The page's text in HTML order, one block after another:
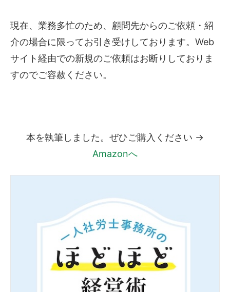
現在、業務多忙のため、顧問先からのご依頼・紹
介の場合に限ってお引き受けしております。Web
サイト経由での新規のご依頼はお断りしておりま
すのでご容赦ください。
本を執筆しました。ぜひご購入ください →
Amazonへ